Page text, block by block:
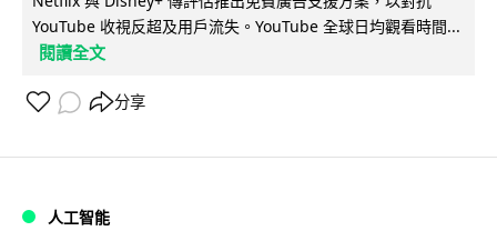
YouTube 收視反超及用戶流失。YouTube 全球日均觀看時間...
閱讀全文
分享
人工智能